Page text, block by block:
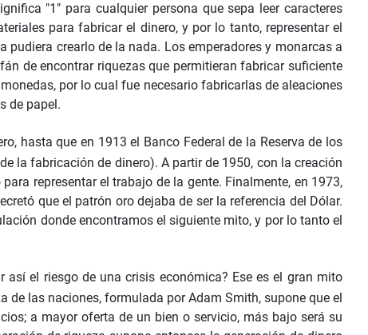
"1" para cualquier persona que sepa leer caracteres
para fabricar el dinero, y por lo tanto, representar el
crearlo de la nada. Los emperadores y monarcas a
de encontrar riquezas que permitieran fabricar suficiente
por lo cual fue necesario fabricarlas de aleaciones
de papel.
hasta que en 1913 el Banco Federal de la Reserva de los
la fabricación de dinero). A partir de 1950, con la creación
representar el trabajo de la gente. Finalmente, en 1973,
que el patrón oro dejaba de ser la referencia del Dólar.
donde encontramos el siguiente mito, y por lo tanto el
el riesgo de una crisis económica? Ese es el gran mito
las naciones, formulada por Adam Smith, supone que el
a mayor oferta de un bien o servicio, más bajo será su